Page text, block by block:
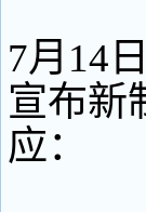
7月14
宣布新
应：